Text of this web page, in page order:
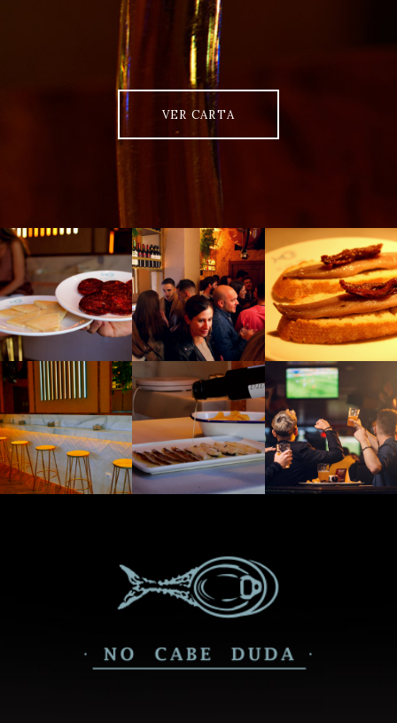
VER CARTA